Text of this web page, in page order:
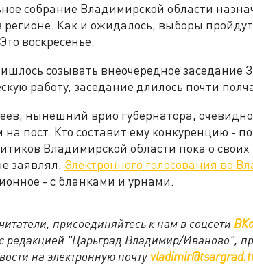
собрание Владимирской области
регионе. Как и ожидалось, выборы
воскресенье.
созывать внеочередное заседание
работу, заседание длилось почти
нынешний врио губернатора,
пост. Кто составит ему конкуренцию -
Владимирской области пока о своих
заявлял. Электронного голосования во
- с бланками и урнами.
присоединяйтесь к нам в соцсети
редакцией "Царьград Владимир/Иваново",
на электронную почту